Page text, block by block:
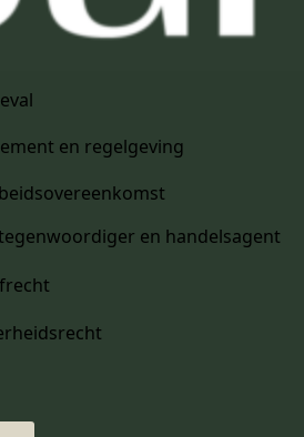
en regelgeving
en handelsagent